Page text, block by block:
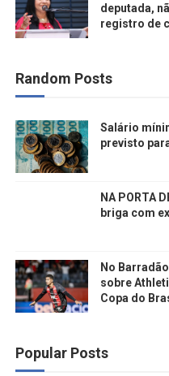
deputada,
registro de
Random Posts
Salário
previsto
NA PORTA
briga com
No
sobre
Copa do
Popular Posts